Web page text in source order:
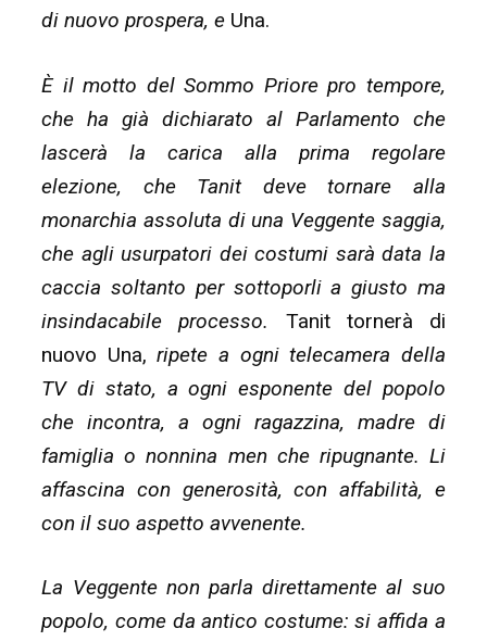
di nuovo prospera, e Una.
È il motto del Sommo Priore pro tempore,
che ha già dichiarato al Parlamento che
lascerà la carica alla prima regolare
elezione, che Tanit deve tornare alla
monarchia assoluta di una Veggente saggia,
che agli usurpatori dei costumi sarà data la
caccia soltanto per sottoporli a giusto ma
insindacabile processo.
Tanit tornerà di
nuovo Una,ripete a ogni telecamera della
TV di stato, a ogni esponente del popolo
che incontra, a ogni ragazzina, madre di
famiglia o nonnina men che ripugnante. Li
affascina con generosità, con affabilità, e
con il suo aspetto avvenente.
La Veggente non parla direttamente al suo
popolo, come da antico costume: si affida a